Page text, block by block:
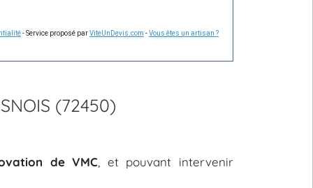
- Service proposé parViteUnDevis.com -Vous êtes un artisan ?
(72450)
de VMC , et pouvant intervenir